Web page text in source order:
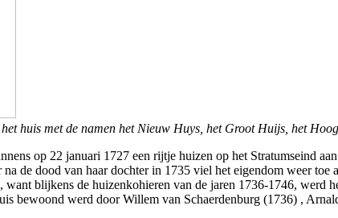
huis met de namen het Nieuw Huys, het Groot Huijs, het
op 22 januari 1727 een rijtje huizen op het Stratumseind
de dood van haar dochter in 1735 viel het eigendom weer
blijkens de huizenkohieren van de jaren 1736-1746,
bewoond werd door Willem van Schaerdenburg (1736) ,